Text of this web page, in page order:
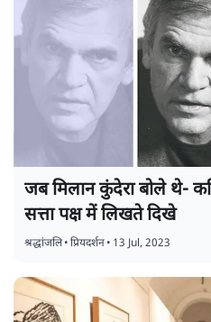
जब मिलान कुंदेरा बोले थे-
सत्ता पक्ष में लिखते दिखे
श्रद्धांजलि•प्रियदर्शन• 13 Jul, 2023